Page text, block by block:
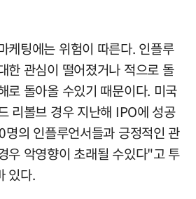
케팅에는 위험이 따른다. 인플루
한 관심이 떨어졌거나 적으로 돌
로 돌아올 수있기 때문이다. 미국
리볼브 경우 지난해 IPO에 성공
의 인플루언서들과 긍정적인 관
우 악영향이 초래될 수있다"고 투
있다.